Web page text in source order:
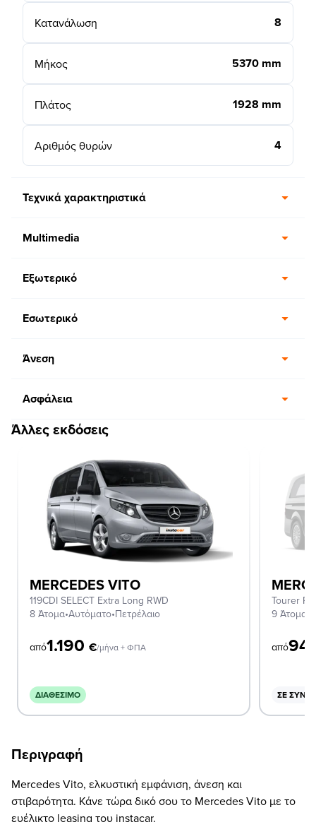
Κατανάλωση 8
Μήκος 5370 mm
Πλάτος 1928 mm
Αριθμός θυρών 4
Τεχνικά χαρακτηριστικά
Multimedia
Εξωτερικό
Εσωτερικό
Άνεση
Ασφάλεια
Άλλες εκδόσεις
MERCEDES VITO
119CDI SELECT Extra Long RWD
8 Άτομα•Αυτόματο•Πετρέλαιο
από1.190 €/μήνα + ΦΠΑ
ΔΙΑΘΈΣΙΜΟ
Tourer
9 Άτομα
από
ΣΕ
Περιγραφή
Mercedes Vito, ελκυστική εμφάνιση, άνεση και
στιβαρότητα. Κάνε τώρα δικό σου το Mercedes Vito με το
ευέλικτο leasing του instacar.